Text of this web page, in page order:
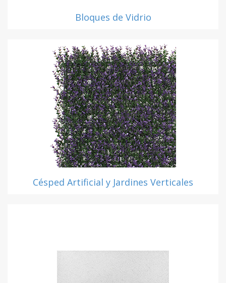
Bloques de Vidrio
Césped Artificial y Jardines Verticales